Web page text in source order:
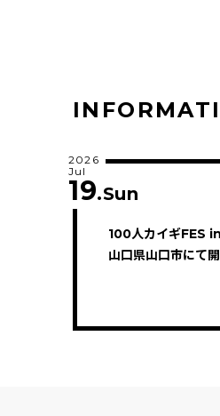
100人カイギFES
山口県山口市にて開
2026
Jul
19.Sun